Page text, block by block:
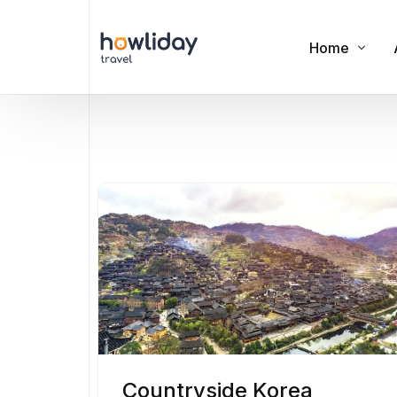
Home
Countryside Korea